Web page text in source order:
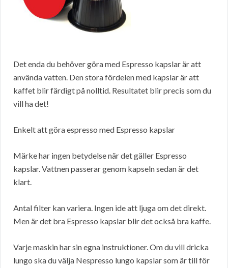
Det enda du behöver göra med Espresso kapslar är att
använda vatten. Den stora fördelen med kapslar är att
kaffet blir färdigt på nolltid. Resultatet blir precis som du
vill ha det!
Enkelt att göra espresso med Espresso kapslar
Märke har ingen betydelse när det gäller Espresso
kapslar. Vattnen passerar genom kapseln sedan är det
klart.
Antal filter kan variera. Ingen ide att ljuga om det direkt.
Men är det bra Espresso kapslar blir det också bra kaffe.
Varje maskin har sin egna instruktioner. Om du vill dricka
lungo ska du välja Nespresso lungo kapslar som är till för